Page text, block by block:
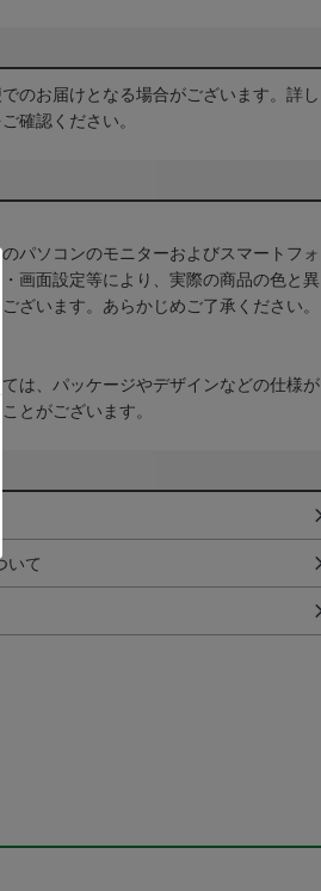
のお届けとなる場合がございます。詳し
ご確認ください。
パソコンのモニターおよびスマートフォ
・画面設定等により、実際の商品の色と異
ざいます。あらかじめご了承ください。
ては、パッケージやデザインなどの仕様が
とがございます。
いて